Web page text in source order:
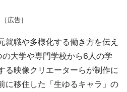
［広告］
職や多様化する働き方を伝え
大学や専門学校から6人の学
る映像クリエーターらが制作に
に移住した「生ゆるキャラ」の